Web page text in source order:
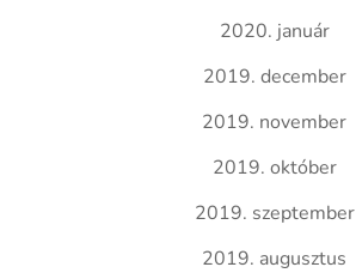
2020. január
2019. december
2019. november
2019. október
2019. szeptember
2019. augusztus